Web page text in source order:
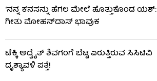
‘ನನ್ನ ಕನಸನ್ನು ಹೆಗಲ ಮೇಲೆ ಹೊತ್ತುಕೊಂಡ ಯಶ್:
ಗೀತು ಮೋಹನ್​​ದಾಸ್ ಭಾವುಕ
ಟೆಕ್ಕಿ ಅದ್ವೈತ್ ಶಿವಗಂಗೆ ಬೆಟ್ಟ ಏರುತ್ತಿರುವ ಸಿಸಿಟಿವಿ
ದೃಶ್ಯಾವಳಿ ಪತ್ತೆ!